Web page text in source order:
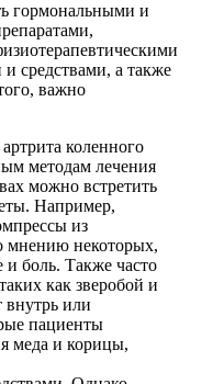
гормональными и
средствами, а также
важно
коленного
методам лечения
можно встретить
Например,
из
мнению некоторых,
и боль. Также часто
как зверобой и
или
пациенты
меда и корицы,